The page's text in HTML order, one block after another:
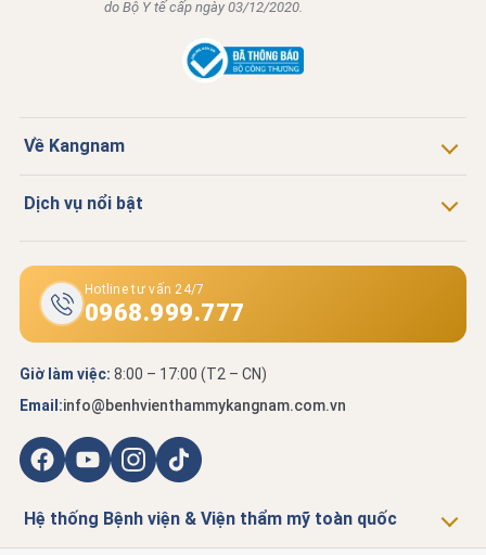
do Bộ Y tế cấp ngày 03/12/2020.
Về Kangnam
Dịch vụ nổi bật
Hotline tư vấn 24/7
0968.999.777
Giờ làm việc: 8:00 – 17:00 (T2 – CN)
Email:info@benhvienthammykangnam.com.vn
Hệ thống Bệnh viện & Viện thẩm mỹ toàn quốc